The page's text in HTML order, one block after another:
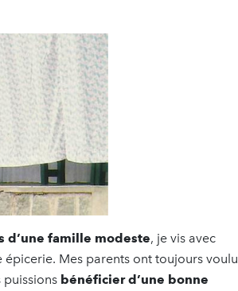
d’une famille modeste, je vis avec
Mes parents ont toujours voulu
bénéficier d’une bonne